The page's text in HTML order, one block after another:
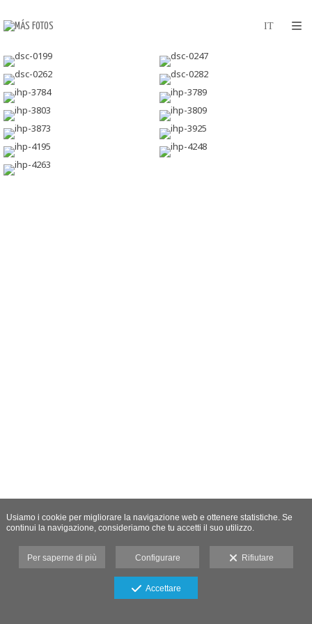
Usiamo i cookie per migliorare la navigazione web e ottenere statistiche. Se
continui la navigazione, consideriamo che tu accetti il suo utilizzo.
Per saperne di più Configurare Rifiutare
Accettare